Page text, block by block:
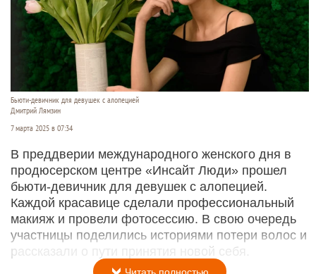
Бьюти-девичник для девушек с алопецией
Дмитрий Лямзин
7 марта 2025 в 07:34
В преддверии международного женского дня в
продюсерском центре «Инсайт Люди» прошел
бьюти-девичник для девушек с алопецией.
Каждой красавице сделали профессиональный
макияж и провели фотосессию. В свою очередь
участницы поделились историями потери волос и
рассказали о пути принятия новой себя.